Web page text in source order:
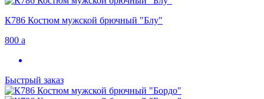
К786 Костюм мужской брючный "Блу"
800 a
Быстрый заказ